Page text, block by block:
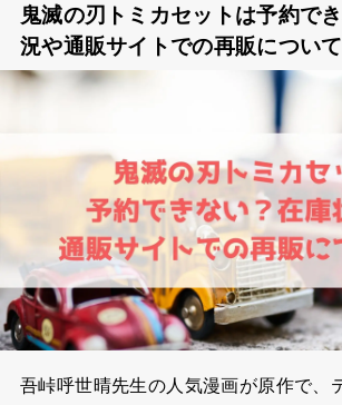
鬼滅の刃トミカセットは予約で
況や通販サイトでの再販につい
吾峠呼世晴先生の人気漫画が原作で、